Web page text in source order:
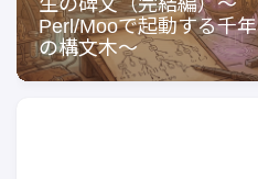
生の碑文（完結編）〜
Perl/Mooで起動する千年
の構文木〜